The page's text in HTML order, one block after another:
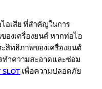
อเสีย ที่สำคัญในการ
องเครื่องยนต์ หากท่อไอ
สิทธิภาพของเครื่องยนต์
ำความสะอาดและซ่อม
SLOTเพื่อความปลอดภัย